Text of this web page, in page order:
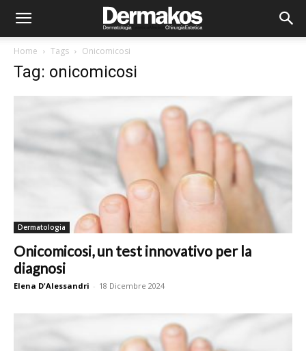
Home Tags Onicomicosi
Tag: onicomicosi
Dermatologia
Onicomicosi, un test innovativo per la
diagnosi
Elena D'Alessandri - 18 Dicembre 2024